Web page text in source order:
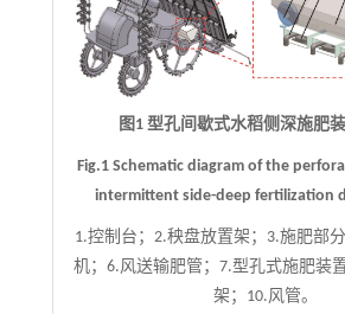
图1 型孔间歇式水稻侧深施肥
Fig.1 Schematic diagram of the
intermittent side-deep fertilization
1.控制台；2.秧盘放置架；3.施肥部
机；6.风送输肥管；7.型孔式施肥装
架；10.风管。